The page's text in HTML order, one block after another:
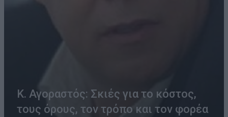
Κ. Αγοραστός: Σκιές για το κόστος,
τους όρους, τον τρόπο και τον φορέα